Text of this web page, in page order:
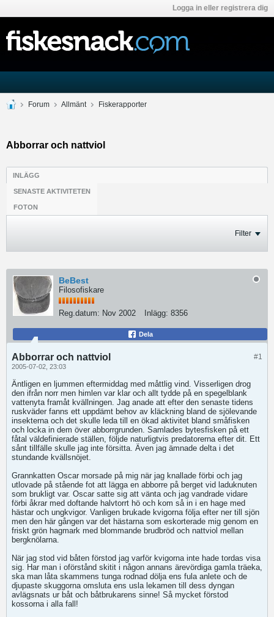
Logga in eller registrera dig
Forum Allmänt Fiskerapporter
Abborrar och nattviol
INLÄGG
SENASTE AKTIVITETEN
FOTON
Filter
BeBest
Filosofiskare
Reg.datum: Nov 2002 Inlägg: 8356
Dela
#1
Abborrar och nattviol
2005-07-02, 23:03
Äntligen en ljummen eftermiddag med måttlig vind. Visserligen drog
den ifrån norr men himlen var klar och allt tydde på en spegelblank
vattenyta framåt kvällningen. Jag anade att efter den senaste tidens
ruskväder fanns ett uppdämt behov av kläckning bland de sjölevande
insekterna och det skulle leda till en ökad aktivitet bland småfisken
och locka in dem över abborrgrunden. Samlades bytesfisken på ett
fåtal väldefinierade ställen, följde naturligtvis predatorerna efter dit. Ett
sånt tillfälle skulle jag inte försitta. Även jag ämnade delta i det
stundande kvällsnöjet.
Grannkatten Oscar morsade på mig när jag knallade förbi och jag
utlovade på stående fot att lägga en abborre på berget vid laduknuten
som brukligt var. Oscar satte sig att vänta och jag vandrade vidare
förbi åkrar med doftande halvtorrt hö och kom så in i en hage med
hästar och ungkvigor. Vanligen brukade kvigorna följa efter ner till sjön
men den här gången var det hästarna som eskorterade mig genom en
friskt grön hagmark med blommande brudbröd och nattviol mellan
bergknölarna.
När jag stod vid båten förstod jag varför kvigorna inte hade tordas visa
sig. Har man i oförstånd skitit i någon annans ärevördiga gamla träeka,
ska man låta skammens tunga rodnad dölja ens fula anlete och de
djupaste skuggorna omsluta ens usla lekamen till dess dyngan
avlägsnats ur båt och båtbrukarens sinne! Så mycket förstod
kossorna i alla fall!